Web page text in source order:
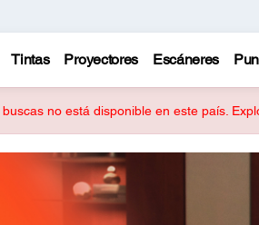
Tintas Proyectores Escáneres
no está disponible en este país.